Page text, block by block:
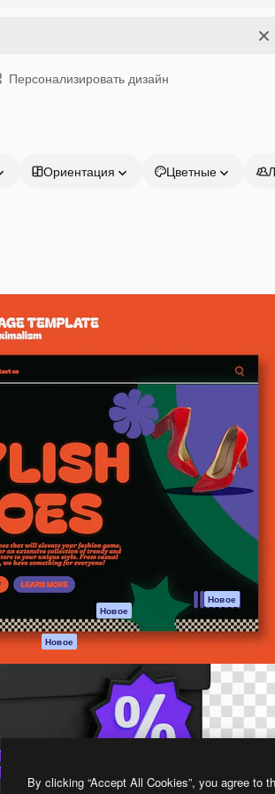
Персонализировать дизайн
Ориентация Цветные
Продукция
ИИ-помощник
Генератор
изображений ИИ
Генератор видео
ИИ
Генератор голоса
на основе ИИ
Стоковый контент
Claude/ChatGPT
Новое
Агенты Новое
API
приложение
Все инструменты
Начать
Academy
Документация по
Пакету ИИ
Служба
поддержки
Условия и
положения
конфиденциальности
Оригиналы
Новое
Политика файлов
cookie
Центр доверия
Партнеры
Предприятие
By clicking “Accept All Cookies”, you agree to